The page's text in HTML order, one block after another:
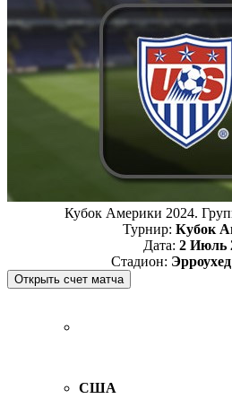
Кубок Америки 2024.
Турнир: Кубок
Дата: 2 Июль
Стадион:
США